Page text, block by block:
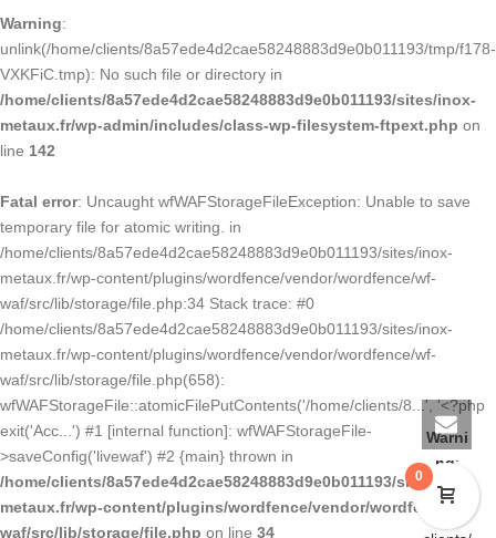
Warni
ng:
fopen(/
0
Warning:
unlink(/home/clients/8a57ede4d2cae58248883d9e0b011193/tmp/f178-
VXKFiC.tmp): No such file or directory in
/home/clients/8a57ede4d2cae58248883d9e0b011193/sites/inox-
metaux.fr/wp-admin/includes/class-wp-filesystem-ftpext.php on
line 142
Fatal error: Uncaught wfWAFStorageFileException: Unable to save
temporary file for atomic writing. in
/home/clients/8a57ede4d2cae58248883d9e0b011193/sites/inox-
metaux.fr/wp-content/plugins/wordfence/vendor/wordfence/wf-
waf/src/lib/storage/file.php:34 Stack trace: #0
/home/clients/8a57ede4d2cae58248883d9e0b011193/sites/inox-
metaux.fr/wp-content/plugins/wordfence/vendor/wordfence/wf-
waf/src/lib/storage/file.php(658):
wfWAFStorageFile::atomicFilePutContents('/home/clients/8...', '<?php
exit('Acc...') #1 [internal function]: wfWAFStorageFile-
>saveConfig('livewaf') #2 {main} thrown in
/home/clients/8a57ede4d2cae58248883d9e0b011193/sites/inox-
metaux.fr/wp-content/plugins/wordfence/vendor/wordfence/wf-
waf/src/lib/storage/file.php on line 34